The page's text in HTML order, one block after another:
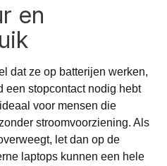
en
dat ze op batterijen werken,
een stopcontact nodig hebt
voor mensen die
stroomvoorziening. Als
let dan op de
laptops kunnen een hele